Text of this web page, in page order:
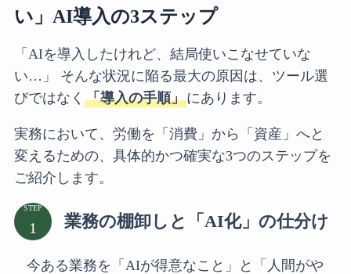
い」AI導入の3ステップ
「AIを導入したけれど、結局使いこなせていな
い…」 そんな状況に陥る最大の原因は、ツール選
びではなく 「導入の手順」にあります。
実務において、労働を「消費」から「資産」へと
変えるための、具体的かつ確実な3つのステップを
ご紹介します。
STEP
業務の棚卸しと「AI化」の仕分け
今ある業務を「AIが得意なこと」と「人間がや